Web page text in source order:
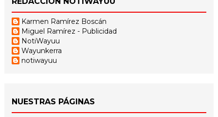
Karmen Ramírez Boscán
Miguel Ramírez - Publicidad
NotiWayuu
Wayunkerra
notiwayuu
NUESTRAS PÁGINAS